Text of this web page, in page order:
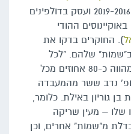
, נערך בין 2019-2016 ועסק בדולפינים
ההודי
). החוקרים בדקו את
ב"שמות" שלהם. "לכל
, שמהווה כ-80 אחוזים מכל
נדב ששר מהמעבדה
בן גוריון באילת. כלומר,
שלו – מעין שריקה
מ"שמות" אחרים, וכן